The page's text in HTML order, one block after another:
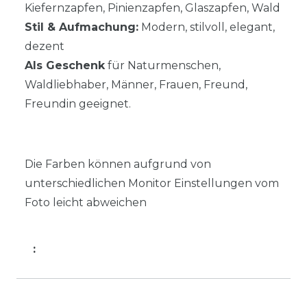
Kiefernzapfen, Pinienzapfen, Glaszapfen, Wald
Stil & Aufmachung: Modern, stilvoll, elegant,
dezent
Als Geschenk für Naturmenschen,
Waldliebhaber, Männer, Frauen, Freund,
Freundin geeignet.
Die Farben können aufgrund von
unterschiedlichen Monitor Einstellungen vom
Foto leicht abweichen
: